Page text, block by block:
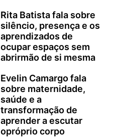
Rita Batista fala sobre
silêncio, presença e os
aprendizados de
ocupar espaços sem
abrirmão de si mesma
Evelin Camargo fala
sobre maternidade,
saúde e a
transformação de
aprender a escutar
opróprio corpo